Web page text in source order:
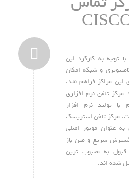
گسترش مراکز تلفن VoIP با توجه به کارکرد این
و شبکه امکان
این مراکز فراهم شد.
تلفن نرم افزاری
تولید نرم افزار
مرکز تلفن استریسک
به عنوان موتور اصلی
سریع و متن باز
به محبوب ترین
شده اند.